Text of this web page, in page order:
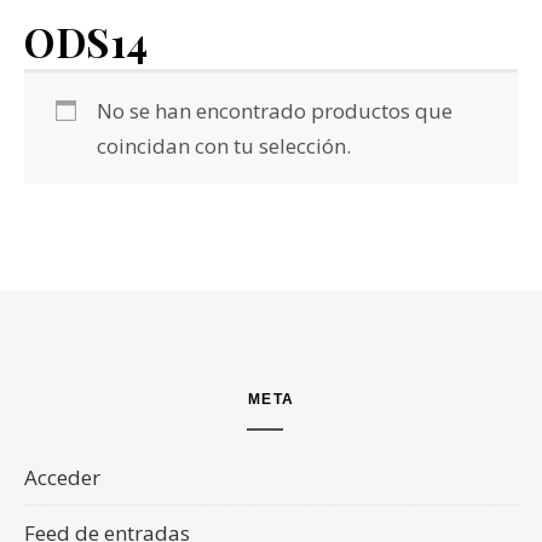
ODS14
No se han encontrado productos que
coincidan con tu selección.
META
Acceder
Feed de entradas